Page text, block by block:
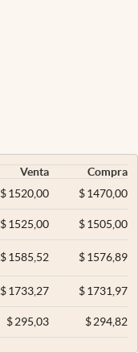
Venta
Compra
$ 1520,00 $1470,00
$ 1525,00 $1505,00
$ 1585,52 $1576,89
$ 1733,27 $1731,97
$ 295,03 $294,82